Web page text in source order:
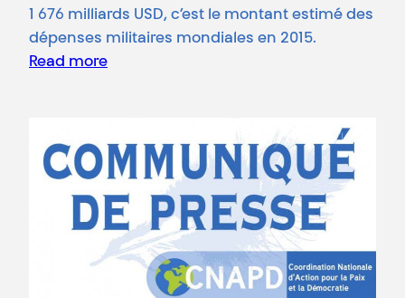
1 676 milliards USD, c’est le montant estimé des
dépenses militaires mondiales en 2015.
Read more